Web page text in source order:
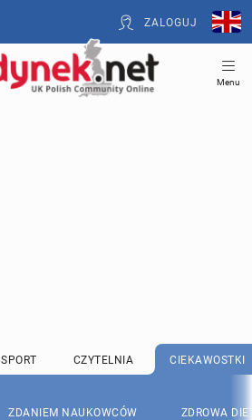
ZALOGUJ
Menu
SPORT CZYTELNIA CIEKAWOSTKI
ZDANIEM NAUKOWCÓW ZDROWA